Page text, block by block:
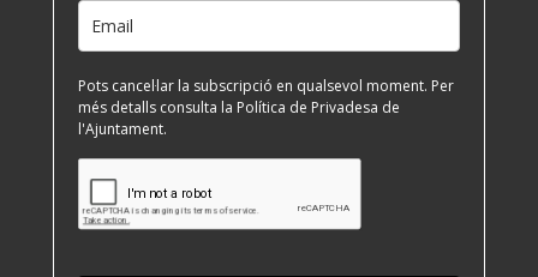
Pots cancel·lar la subscripció en qualsevol moment. Per
més detalls consulta la Política de Privadesa de
l'Ajuntament.